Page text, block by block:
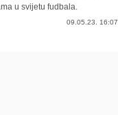
u svijetu fudbala.
09.05.23. 16:07